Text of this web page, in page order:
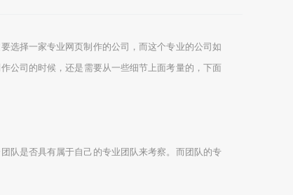
选择一家专业网页制作的公司，而这个专业的公司如
公司的时候，还是需要从一些细节上面考量的，下面
是否具有属于自己的专业团队来考察。而团队的专